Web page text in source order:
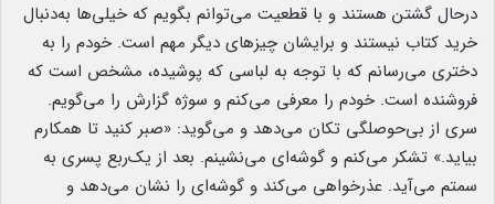
درحال گشتن هستند و با قطعیت می‌توانم بگویم که خیلی‌ها به‌دنبال
خرید کتاب نیستند و برایشان چیزهای دیگر مهم است. خودم را به
دختری می‌رسانم که با توجه به لباسی که پوشیده، مشخص است که
فروشنده است. خودم را معرفی می‌کنم و سوژه گزارش را می‌گویم.
سری از بی‌حوصلگی تکان می‌دهد و می‌گوید: «صبر کنید تا همکارم
بیاید.» تشکر می‌کنم و گوشه‌ای می‌نشینم. بعد از یک‌ربع پسری به
سمتم می‌آید. عذرخواهی می‌کند و گوشه‌ای را نشان می‌دهد و